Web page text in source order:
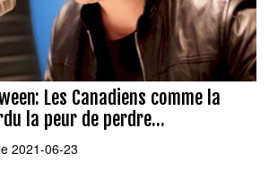
Les Canadiens comme la
la peur de perdre...
le 2021-06-23